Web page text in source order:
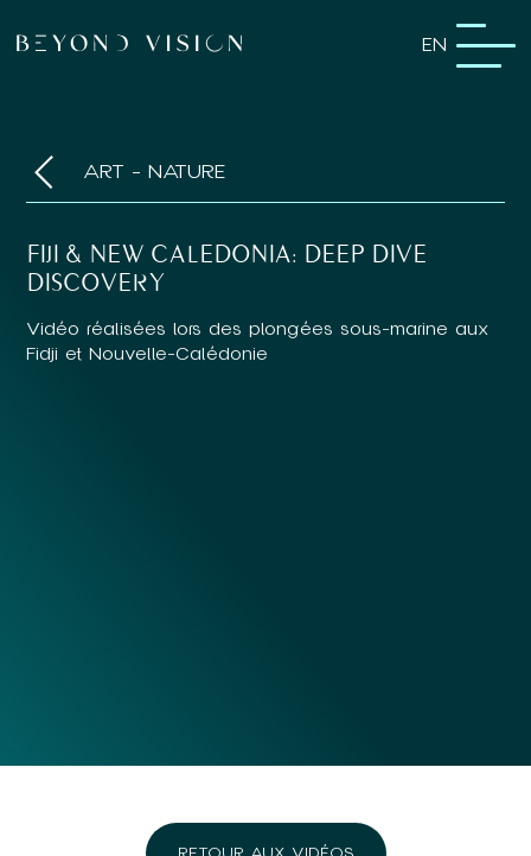
EN
ART - NATURE
FIJI & NEW CALEDONIA: DEEP DIVE
DISCOVERY
Vidéo réalisées lors des plongées sous-marine aux
Fidji et Nouvelle-Calédonie